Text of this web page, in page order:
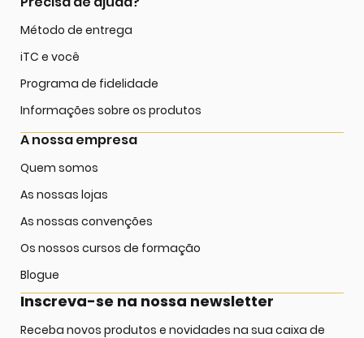
A nossa empresa
Quem somos
As nossas lojas
As nossas convenções
Os nossos cursos de formação
Blogue
Método de entrega
iTC e você
Programa de fidelidade
Informações sobre os produtos
Inscreva-se na nossa newsletter
Receba novos produtos e novidades na sua caixa de